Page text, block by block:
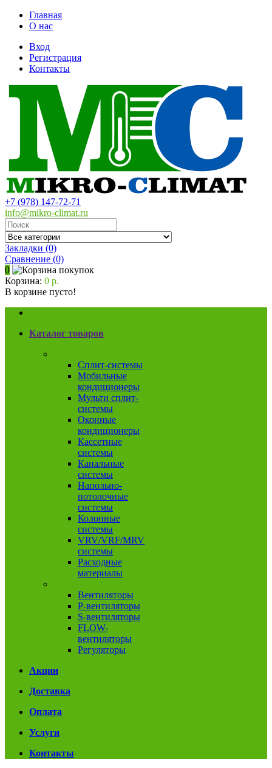
Главная
О нас
Вход
Регистрация
Контакты
+7 (978) 147-72-71
info@mikro-climat.ru
Закладки (0)
Сравнение (0)
0
Корзина: 0 р.
В корзине пусто!
Каталог товаров
Сплит-системы
Мобильные
кондиционеры
Мульти сплит-
системы
Оконные
кондиционеры
Кассетные
системы
Канальные
системы
Напольно-
потолочные
системы
Колонные
системы
VRV/VRF/MRV
системы
Расходные
материалы
Вентиляторы
P-вентиляторы
S-вентиляторы
FLOW-
вентиляторы
Регуляторы
Акции
Доставка
Оплата
Услуги
Контакты